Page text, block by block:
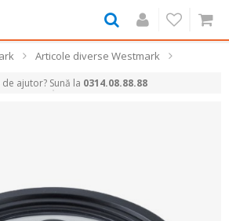
Articole diverse Westmark
ajutor? Sună la 0314.08.88.88